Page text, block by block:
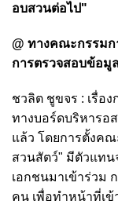
อบสวนต่อไป"
@ ทางคณะกรรมก
การตรวจสอบข้อมู
ชวลิต ชูขจร : เรื่อ
ทางบอร์ดบริหารอ
แล้ว โดยการตั้งคณ
สวนสัตว์" มีตัวแทน
เอกชนมาเข้าร่วม
คน เพื่อทำหน้าที่เ